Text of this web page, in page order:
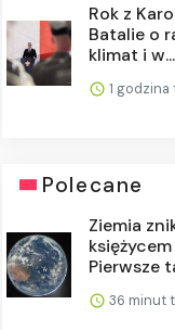
Rok z
Batalie o
klimat i w...
1 godzina
Polecane
Ziemia
Pierwsze
36 minut